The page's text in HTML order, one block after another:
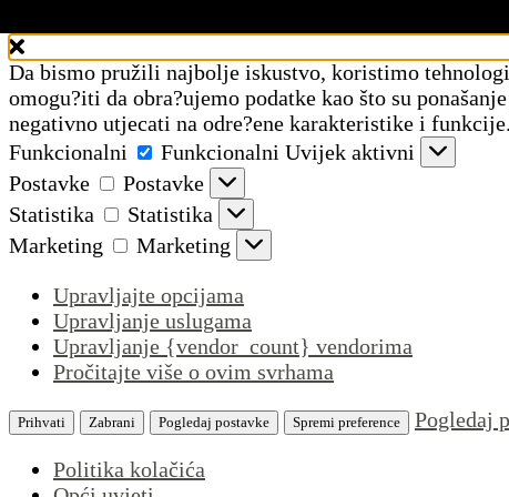
Da bismo pružili najbolje iskustvo, koristimo
omogu?iti da obra?ujemo podatke kao što su
negativno utjecati na odre?ene karakteristike i funkcije.
Funkcionalni
Funkcionalni Uvijek aktivni
Postavke
Postavke
Statistika
Statistika
Marketing
Marketing
Upravljajte opcijama
Upravljanje uslugama
Upravljanje {vendor_count} vendorima
Pročitajte više o ovim svrhama
Prihvati Zabrani Pogledaj postavke Spremi preference Pogledaj
Politika kolačića